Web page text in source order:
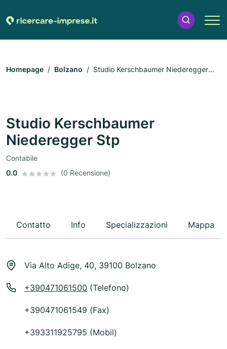
Homepage Bolzano
Studio Kerschbaumer Niederegger
Studio Kerschbaumer
Niederegger Stp
Contabile
0.0
(0 Recensione)
Contatto Info Specializzazioni Mappa
Via Alto Adige, 40, 39100 Bolzano
+390471061500 (Telefono)
+390471061549 (Fax)
+393311925795 (Mobil)